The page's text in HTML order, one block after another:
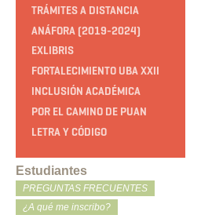
TRÁMITES A DISTANCIA
ANÁFORA (2019-2024)
EXLIBRIS
FORTALECIMIENTO UBA XXII
INCLUSIÓN ACADÉMICA
POR EL CAMINO DE PUAN
LETRA Y CÓDIGO
Estudiantes
PREGUNTAS FRECUENTES
¿A qué me inscribo?